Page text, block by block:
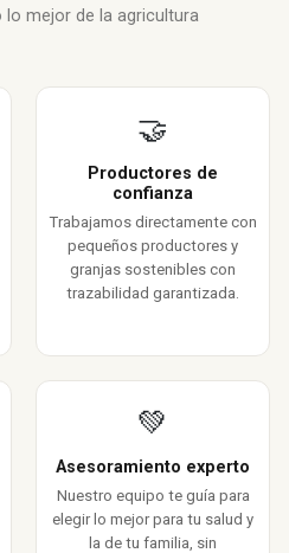
lo mejor de la agricultura
🤝
Productores de
confianza
Trabajamos directamente con
pequeños productores y
granjas sostenibles con
trazabilidad garantizada.
💚
Asesoramiento experto
Nuestro equipo te guía para
elegir lo mejor para tu salud y
la de tu familia, sin